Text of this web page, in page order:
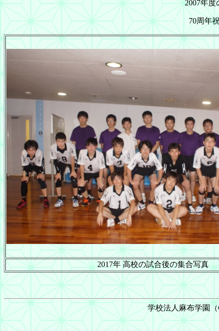
2007年
70周年
2017年 高校の試合後の集合写真
学校法人麻布学園（